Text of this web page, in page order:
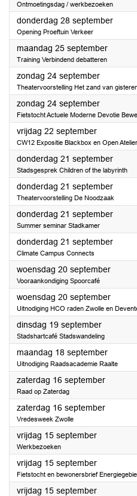
Ontmoetingsdag / werkbezoeken
donderdag 28 september2023
Opening Proeftuin Verkeer
maandag 25 september2023
Training Verbindend debatteren
zondag 24 september2023
Theatervoorstelling Het zand van
zondag 24 september2023
Fietstocht Actuele Moderne Devotie
vrijdag 22 september2023
CW12 Expositie Blackbox en Open
donderdag 21 september2023
Stadsgesprek Children of the labyrinth
donderdag 21 september2023
Theatervoorstelling De Noodzaak
donderdag 21 september2023
Summer seminar Stadkamer
donderdag 21 september2023
Climate Campus Connects
woensdag 20 september2023
Vooraankondiging Spoorcafé
woensdag 20 september2023
Uitnodiging HCO raden Zwolle en
dinsdag 19 september2023
Stadshartcafé Stadswandeling
maandag 18 september2023
Uitnodiging Raadsacademie Raalte
zaterdag 16 september2023
Raad op Zaterdag
zaterdag 16 september2023
Vredesweek Zwolle
vrijdag 15 september2023
Werkbezoeken
vrijdag 15 september2023
Fietstocht en bewonersbrief
vrijdag 15 september2023